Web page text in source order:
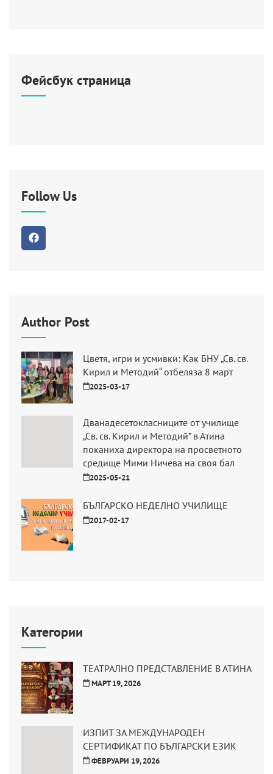
Фейсбук страница
Follow Us
Author Post
Цветя, игри и усмивки: Как БНУ „Св. св.
Кирил и Методий“ отбеляза 8 март
2025-03-17
Дванадесетокласниците от училище
„Св. св. Кирил и Методий” в Атина
поканиха директора на просветното
средище Мими Ничева на своя бал
2025-05-21
БЪЛГАРСКО НЕДЕЛНО УЧИЛИЩЕ
2017-02-17
Категории
ТЕАТРАЛНО ПРЕДСТАВЛЕНИЕ В АТИНА
МАРТ 19, 2026
ИЗПИТ ЗА МЕЖДУНАРОДЕН
СЕРТИФИКАТ ПО БЪЛГАРСКИ ЕЗИК
ФЕВРУАРИ 19, 2026